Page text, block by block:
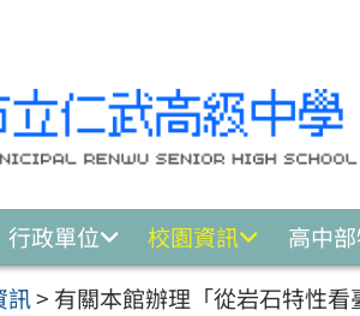
行政單位 校園資訊 高中
訊> 有關本館辦理「從岩石特性